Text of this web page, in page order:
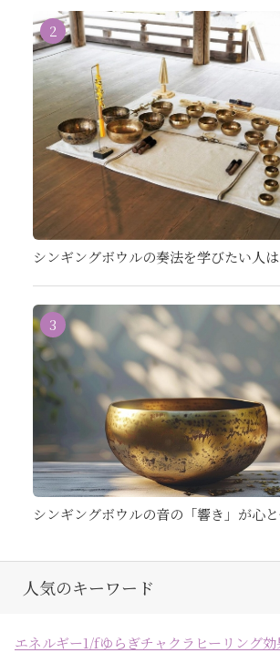
2
シンギングボウルの奏法を学びたい人は
3
シンギングボウルの音の「響き」が心
人気のキーワード
エネルギー1/fゆらぎチャクラ ヒーリング